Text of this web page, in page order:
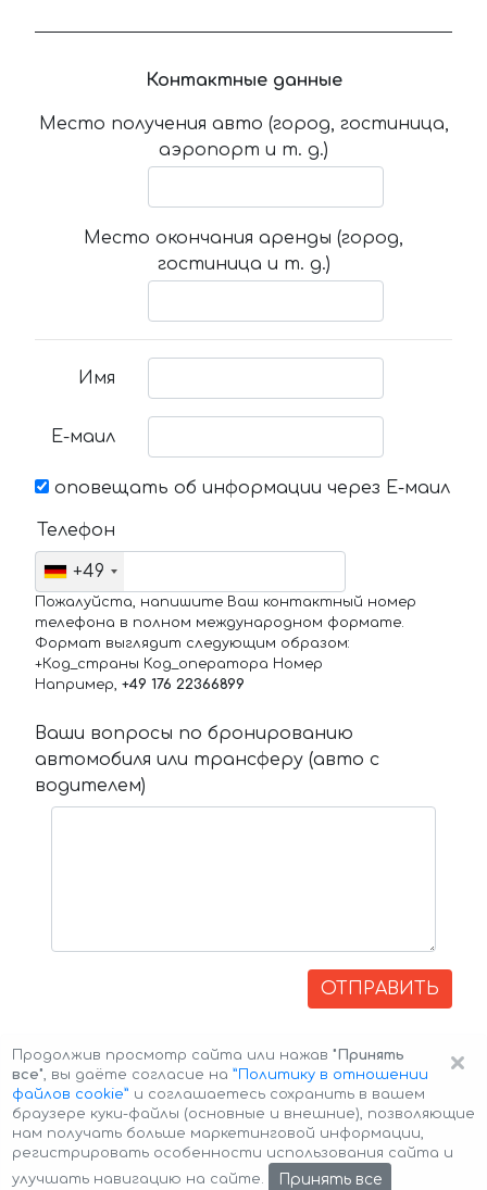
Контактные данные
Место получения авто (город, гостиница,
аэропорт и т. д.)
Место окончания аренды (город,
гостиница и т. д.)
Имя
Е-маил
оповещать об информации через Е-маил
Телефон
+49
Пожалуйста, напишите Ваш контактный номер
телефона в полном международном формате.
Формат выглядит следующим образом:
+Код_страны Код_оператора Номер
Например, +49 176 22366899
Ваши вопросы по бронированию
автомобиля или трансферу (авто с
водителем)
ОТПРАВИТЬ
Авторские права © 2026 Авто-Аренда Cookie Policy
×
Продолжив просмотр сайта или нажав "Принять
все", вы даёте согласие на ”Политику в отношении
файлов cookie” и соглашаетесь сохранить в вашем
браузере куки-файлы (основные и внешние), позволяющие
нам получать больше маркетинговой информации,
регистрировать особенности использования сайта и
улучшать навигацию на сайте.
Принять все